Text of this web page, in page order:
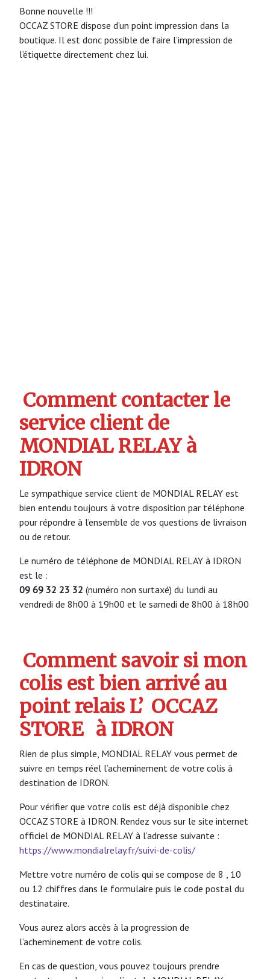
Bonne nouvelle !!!
OCCAZ STORE dispose d’un point impression dans la
boutique. Il est donc possible de faire l’impression de
l’étiquette directement chez lui.
Comment contacter le
service client de
MONDIAL RELAY à
IDRON
Le sympathique service client de MONDIAL RELAY est
bien entendu toujours à votre disposition par téléphone
pour répondre à l’ensemble de vos questions de livraison
ou de retour.
Le numéro de téléphone de MONDIAL RELAY à IDRON
est le :
09 69 32 23 32 (numéro non surtaxé) du lundi au
vendredi de 8h00 à 19h00 et le samedi de 8h00 à 18h00
Comment savoir si mon
colis est bien arrivé au
point relais L’ OCCAZ
STORE à IDRON
Rien de plus simple, MONDIAL RELAY vous permet de
suivre en temps réel l’acheminement de votre colis à
destination de IDRON.
Pour vérifier que votre colis est déjà disponible chez
OCCAZ STORE à IDRON. Rendez vous sur le site internet
officiel de MONDIAL RELAY à l’adresse suivante :
https://www.mondialrelay.fr/suivi-de-colis/
Mettre votre numéro de colis qui se compose de 8 , 10
ou 12 chiffres dans le formulaire puis le code postal du
destinataire.
Vous aurez alors accès à la progression de
l’acheminement de votre colis.
En cas de question, vous pouvez toujours prendre